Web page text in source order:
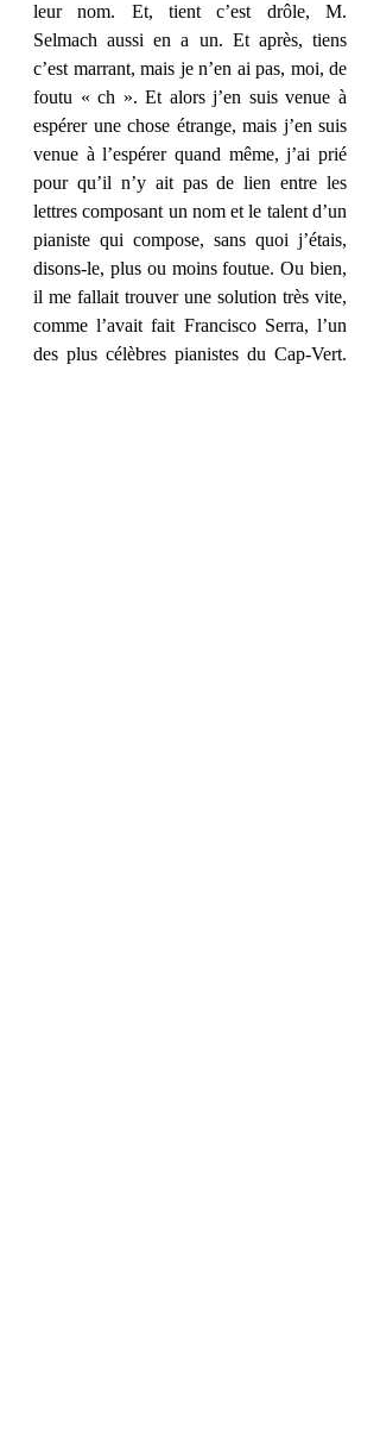
leur nom. Et, tient c’est drôle, M.
Selmach aussi en a un. Et après, tiens
c’est marrant, mais je n’en ai pas, moi, de
foutu « ch ». Et alors j’en suis venue à
espérer une chose étrange, mais j’en suis
venue à l’espérer quand même, j’ai prié
pour qu’il n’y ait pas de lien entre les
lettres composant un nom et le talent d’un
pianiste qui compose, sans quoi j’étais,
disons-le, plus ou moins foutue. Ou bien,
il me fallait trouver une solution très vite,
comme l’avait fait Francisco Serra, l’un
des plus célèbres pianistes du Cap-Vert.